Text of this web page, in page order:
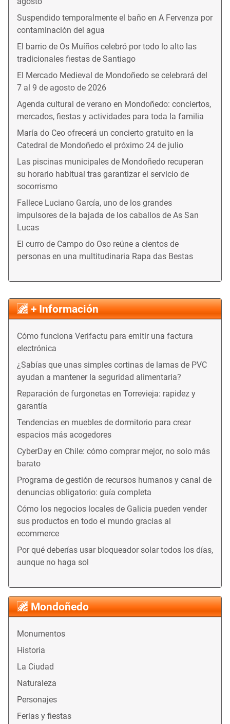
Mondoñedo
Monumentos
Historia
La Ciudad
Naturaleza
Personajes
Ferias y fiestas
Suspendido temporalmente el baño en A Fervenza por
contaminación del agua
El barrio de Os Muíños celebró por todo lo alto las
tradicionales fiestas de Santiago
El Mercado Medieval de Mondoñedo se celebrará del
7 al 9 de agosto de 2026
Agenda cultural de verano en Mondoñedo: conciertos,
mercados, fiestas y actividades para toda la familia
María do Ceo ofrecerá un concierto gratuito en la
Catedral de Mondoñedo el próximo 24 de julio
Las piscinas municipales de Mondoñedo recuperan
su horario habitual tras garantizar el servicio de
socorrismo
Fallece Luciano García, uno de los grandes
impulsores de la bajada de los caballos de As San
Lucas
El curro de Campo do Oso reúne a cientos de
personas en una multitudinaria Rapa das Bestas
+ Información
Cómo funciona Verifactu para emitir una factura
electrónica
¿Sabías que unas simples cortinas de lamas de PVC
ayudan a mantener la seguridad alimentaria?
Reparación de furgonetas en Torrevieja: rapidez y
garantía
Tendencias en muebles de dormitorio para crear
espacios más acogedores
CyberDay en Chile: cómo comprar mejor, no solo más
barato
Programa de gestión de recursos humanos y canal de
denuncias obligatorio: guía completa
Cómo los negocios locales de Galicia pueden vender
sus productos en todo el mundo gracias al
ecommerce
Por qué deberías usar bloqueador solar todos los días,
aunque no haga sol